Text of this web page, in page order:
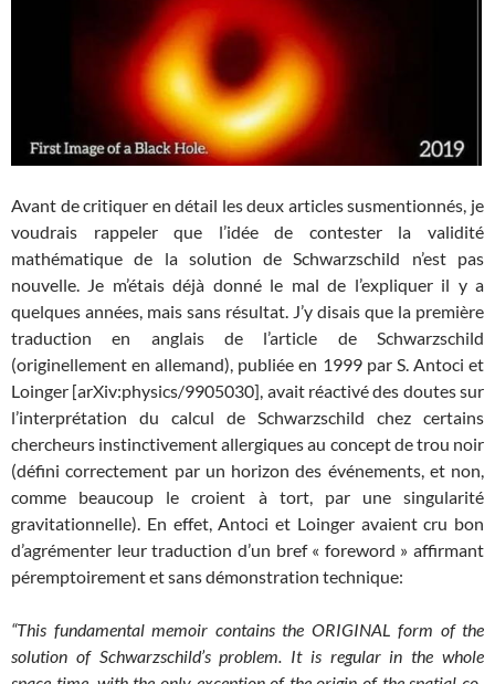
Avant de critiquer en détail les deux articles susmentionnés, je
voudrais rappeler que l’idée de contester la validité
mathématique de la solution de Schwarzschild n’est pas
nouvelle. Je m’étais déjà donné le mal de l’expliquer il y a
quelques années, mais sans résultat. J’y disais que la première
traduction en anglais de l’article de Schwarzschild
(originellement en allemand), publiée en 1999 par S. Antoci et
Loinger [arXiv:physics/9905030], avait réactivé des doutes sur
l’interprétation du calcul de Schwarzschild chez certains
chercheurs instinctivement allergiques au concept de trou noir
(défini correctement par un horizon des événements, et non,
comme beaucoup le croient à tort, par une singularité
gravitationnelle). En effet, Antoci et Loinger avaient cru bon
d’agrémenter leur traduction d’un bref « foreword » affirmant
péremptoirement et sans démonstration technique:
“This fundamental memoir contains the ORIGINAL form of the
solution of Schwarzschild’s problem. It is regular in the whole